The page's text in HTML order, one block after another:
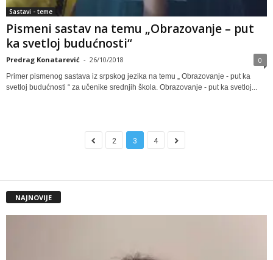
Sastavi - teme
Pismeni sastav na temu „Obrazovanje – put
ka svetloj budućnosti“
Predrag Konatarević - 26/10/2018 0
Primer pismenog sastava iz srpskog jezika na temu „ Obrazovanje - put ka
svetloj budućnosti “ za učenike srednjih škola. Obrazovanje - put ka svetloj...
2 3 4
NAJNOVIJE